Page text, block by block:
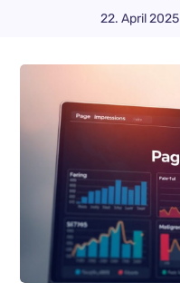
22. April 2025